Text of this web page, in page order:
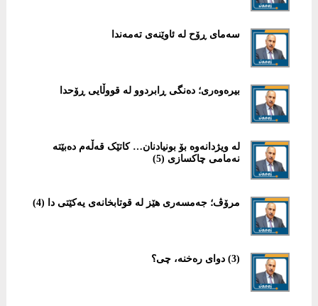
سەمای ڕۆح لە ئاوێنەی تەمەندا
بیرەوەری؛ دەنگی ڕابردوو لە قووڵایی ڕۆحدا
لە ویژدانەوە بۆ بونیادنان… کاتێک قەڵەم دەبێتە
نەمامی چاکسازی (5)
مرۆڤ؛ جەمسەری هێز لە قوتابخانەی یەکێتی دا (4)
(3) دوای رەخنە، چی؟